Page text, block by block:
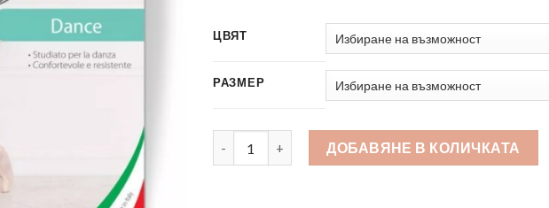
ЦВЯТ
РАЗМЕР
количество за Чорапогащник за балерини и танцьорки
ДОБАВЯНЕ В КОЛИЧКАТА